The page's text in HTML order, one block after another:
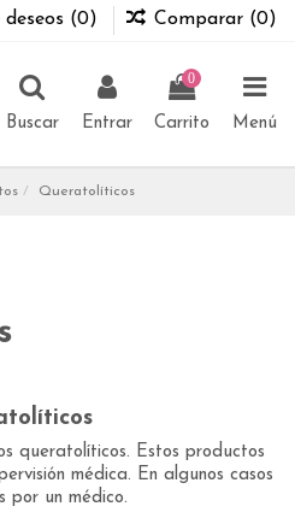
deseos (0) Comparar (0)
Buscar Entrar
0
Carrito Menú
Queratolíticos
queratolíticos. Estos productos
médica. En algunos casos
por un médico.